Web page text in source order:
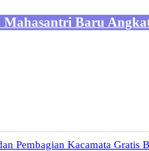
Mahasantri Baru
Pembagian Kacamata Gratis